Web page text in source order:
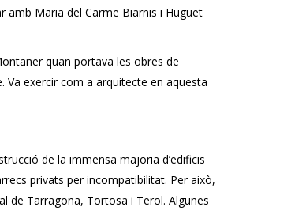
amb Maria del Carme Biarnis i Huguet
quan portava les obres de
Va exercir com a arquitecte en aquesta
de la immensa majoria d’edificis
privats per incompatibilitat. Per això,
de Tarragona, Tortosa i Terol. Algunes